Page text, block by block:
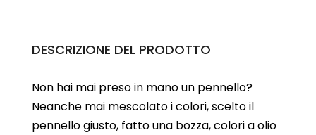
DESCRIZIONE DEL PRODOTTO
Non hai mai preso in mano un pennello?
Neanche mai mescolato i colori, scelto il
pennello giusto, fatto una bozza, colori a olio